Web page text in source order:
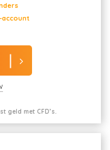
geld met CFD’s.